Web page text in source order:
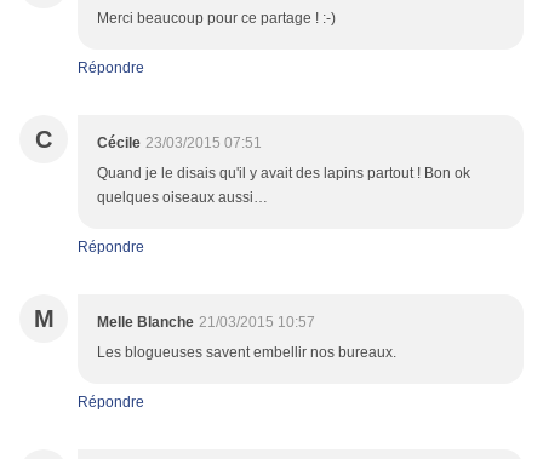
Merci beaucoup pour ce partage ! :-)
Répondre
C Cécile 23/03/2015 07:51
Quand je le disais qu'il y avait des lapins partout ! Bon ok
quelques oiseaux aussi…
Répondre
M Melle Blanche 21/03/2015 10:57
Les blogueuses savent embellir nos bureaux.
Répondre